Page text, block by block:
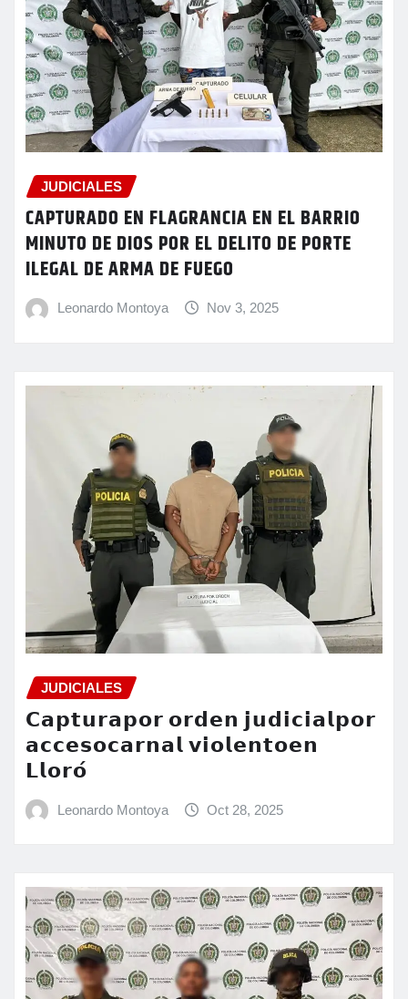
JUDICIALES
CAPTURADO EN FLAGRANCIA EN EL BARRIO
MINUTO DE DIOS POR EL DELITO DE PORTE
ILEGAL DE ARMA DE FUEGO
Leonardo Montoya Nov 3, 2025
JUDICIALES
𝗖𝗮𝗽𝘁𝘂𝗿𝗮𝗽𝗼𝗿 𝗼𝗿𝗱𝗲𝗻 𝗷𝘂𝗱𝗶𝗰𝗶𝗮𝗹𝗽𝗼𝗿
𝗮𝗰𝗰𝗲𝘀𝗼𝗰𝗮𝗿𝗻𝗮𝗹 𝘃𝗶𝗼𝗹𝗲𝗻𝘁𝗼𝗲𝗻
𝗟𝗹𝗼𝗿𝗼́
Leonardo Montoya Oct 28, 2025